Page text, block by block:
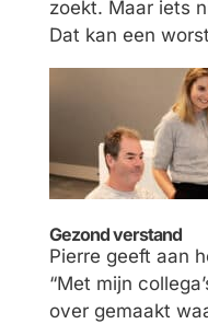
zoekt. Maar iets
Dat kan een
Gezond verstand
Pierre geeft aan
“Met mijn
over gemaakt